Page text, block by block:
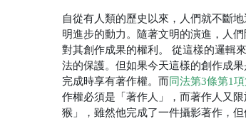
自從有人類的歷史以來，人們就不斷
明進步的動力。隨著文明的演進，人
對其創作成果的權利。
從這樣的邏輯
法的保護。但如果今天這樣的創作成
完成時享有著作權。而同法第3條第1
作權必須是「著作人」，而著作人又
猴」，雖然他完成了一件攝影著作，